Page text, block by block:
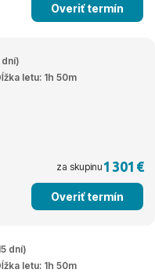
Overiť termín
letu: 1h 50m
za skupinu1 301 €
Overiť termín
dní)
letu: 1h 50m